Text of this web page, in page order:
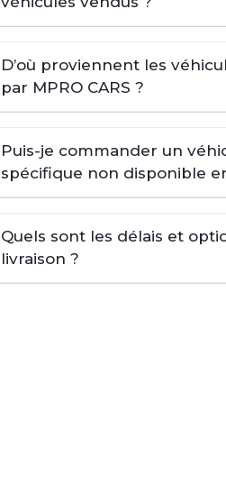
D’où proviennent les
par MPRO CARS ?
Puis-je commander un
spécifique non disponible
Quels sont les délais et
livraison ?